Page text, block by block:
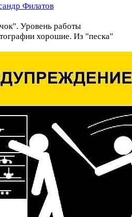
Филатов
Уровень работы
хорошие. Из "песка"